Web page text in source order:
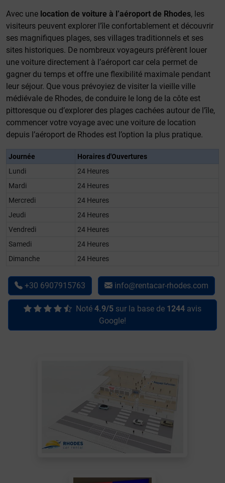
Avec une location de voiture à l’aéroport de Rhodes, les
visiteurs peuvent explorer l’île confortablement et découvrir
ses magnifiques plages, ses villages traditionnels et ses
sites historiques. De nombreux voyageurs préfèrent louer
une voiture directement à l’aéroport car cela permet de
gagner du temps et offre une flexibilité maximale pendant
leur séjour. Que vous prévoyiez de visiter la vieille ville
médiévale de Rhodes, de conduire le long de la côte est
pittoresque ou d’explorer des plages cachées autour de l’île,
commencer votre voyage avec une voiture de location
depuis l’aéroport de Rhodes est l’option la plus pratique.
Journée
Horaires d'Οuvertures
Lundi
24 Heures
Mardi
24 Heures
Mercredi
24 Heures
Jeudi
24 Heures
Vendredi
24 Heures
Samedi
24 Heures
Dimanche
24 Heures
+30 6907915763 info@rentacar-rhodes.com
Noté 4.9/5 sur la base de 1244 avis
Google!